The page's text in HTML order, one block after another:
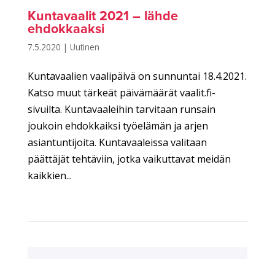
Kuntavaalit 2021 – lähde
ehdokkaaksi
7.5.2020 | Uutinen
Kuntavaalien vaalipäivä on sunnuntai 18.4.2021.
Katso muut tärkeät päivämäärät vaalit.fi-
sivuilta. Kuntavaaleihin tarvitaan runsain
joukoin ehdokkaiksi työelämän ja arjen
asiantuntijoita. Kuntavaaleissa valitaan
päättäjät tehtäviin, jotka vaikuttavat meidän
kaikkien...